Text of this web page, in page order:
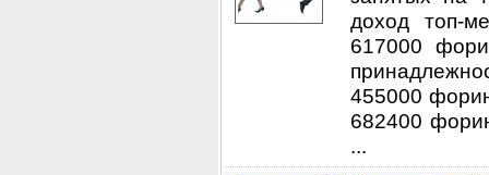
доход топ-
617000
455000
682400
...